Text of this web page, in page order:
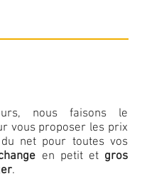
nous faisons le
vous proposer les prix
net pour toutes vos
en petit et gros
.